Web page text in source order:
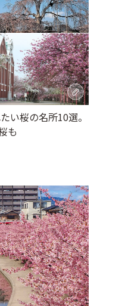
い桜の名所10選。
も